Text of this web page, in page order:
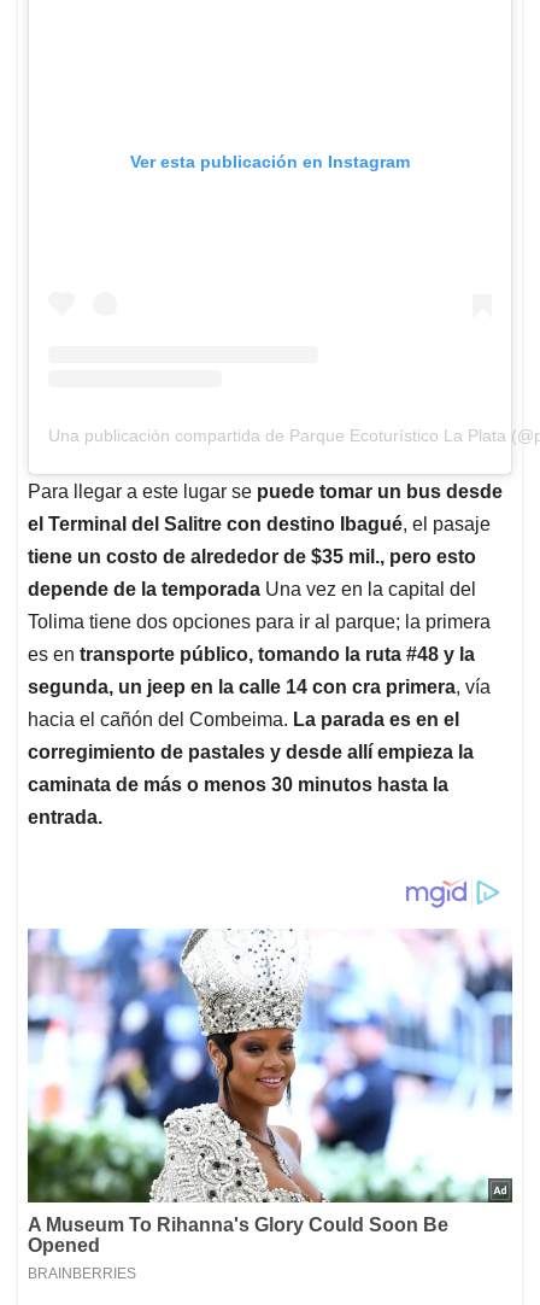
Ver esta publicación en Instagram
Una publicación compartida de Parque Ecoturístico La Plata
Para llegar a este lugar se puede tomar un bus desde
el Terminal del Salitre con destino Ibagué, el pasaje
tiene un costo de alrededor de $35 mil., pero esto
depende de la temporada Una vez en la capital del
Tolima tiene dos opciones para ir al parque; la primera
es en transporte público, tomando la ruta #48 y la
segunda, un jeep en la calle 14 con cra primera, vía
hacia el cañón del Combeima. La parada es en el
corregimiento de pastales y desde allí empieza la
caminata de más o menos 30 minutos hasta la
entrada.